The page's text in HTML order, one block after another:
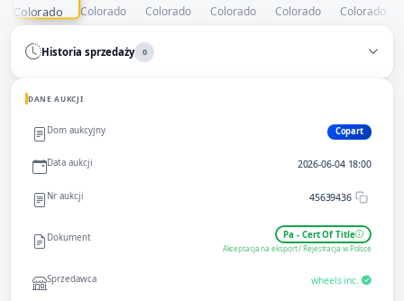
Historia sprzedaży 0
DANE AUKCJI
Dom aukcyjny Copart
Data aukcji 2026-06-04 18:00
Nr aukcji 45639436
Dokument Pa - Cert Of Title
Akceptacja na eksport / Rejestracja w Polsce
Sprzedawca wheels inc.